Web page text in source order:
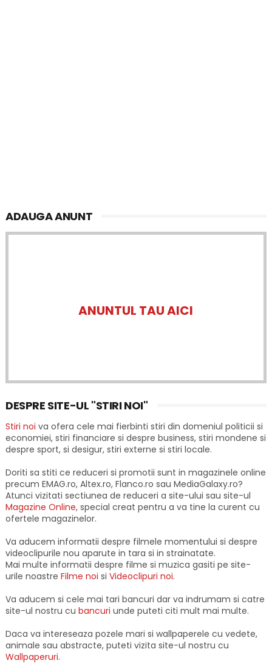
ADAUGA ANUNT
ANUNTUL TAU AICI
DESPRE SITE-UL "STIRI NOI"
Stiri noi va ofera cele mai fierbinti stiri din domeniul politicii si
economiei, stiri financiare si despre business, stiri mondene si
despre sport, si desigur, stiri externe si stiri locale.
Doriti sa stiti ce reduceri si promotii sunt in magazinele online
precum EMAG.ro, Altex.ro, Flanco.ro sau MediaGalaxy.ro?
Atunci vizitati sectiunea de reduceri a site-ului sau site-ul
Magazine Online, special creat pentru a va tine la curent cu
ofertele magazinelor.
Va aducem informatii despre filmele momentului si despre
videoclipurile nou aparute in tara si in strainatate.
Mai multe informatii despre filme si muzica gasiti pe site-
urile noastre Filme noi si Videoclipuri noi.
Va aducem si cele mai tari bancuri dar va indrumam si catre
site-ul nostru cu bancuri unde puteti citi mult mai multe.
Daca va intereseaza pozele mari si wallpaperele cu vedete,
animale sau abstracte, puteti vizita site-ul nostru cu
Wallpaperuri.